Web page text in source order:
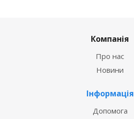
Компанія
Про нас
Новини
Інформація
Допомога